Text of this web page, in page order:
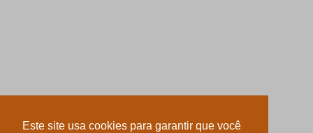
Este site usa cookies para garantir que você